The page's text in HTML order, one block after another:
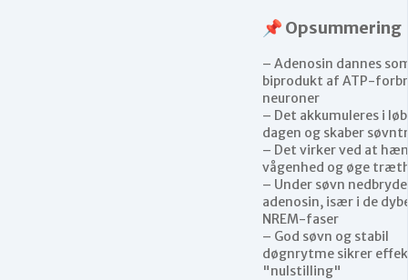
📌 Opsummering
– Adenosin dannes
biprodukt af ATP-
neuroner
– Det akkumuleres i
dagen og skaber
– Det virker ved at
vågenhed og øge
– Under søvn
adenosin, især i de
NREM-faser
– God søvn og stabil
døgnrytme sikrer
"nulstilling"